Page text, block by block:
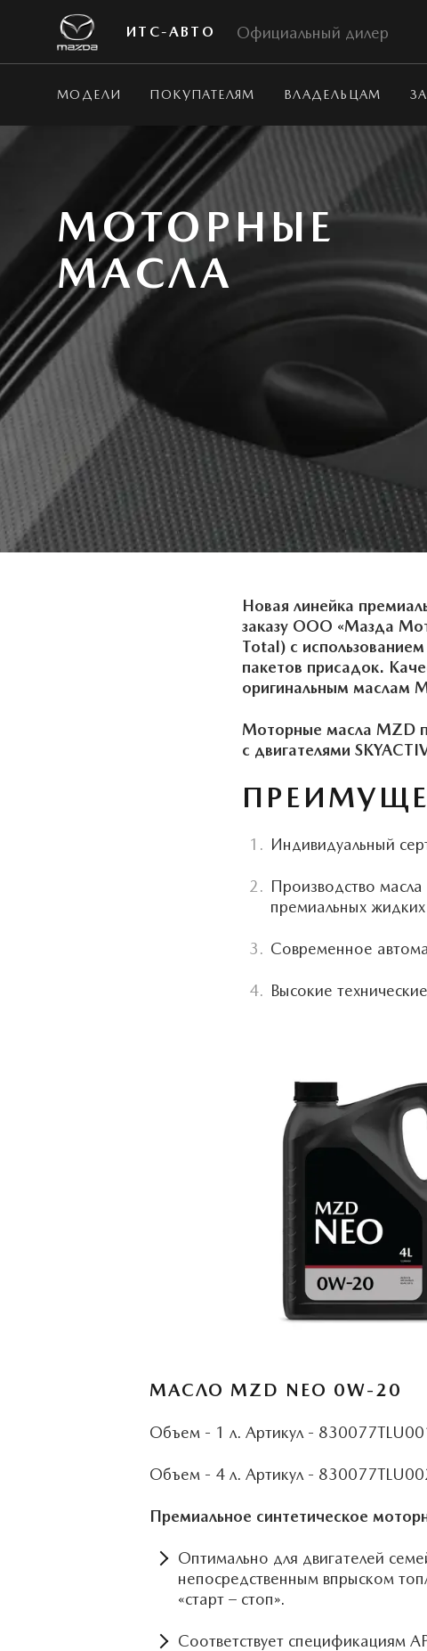
ИТС-АВТО Официальный дилер
МОДЕЛИ ПОКУПАТЕЛЯМ ВЛАДЕЛЬЦАМ
МОТОРНЫЕ
МАСЛА
Новая линейка
заказу ООО «Мазда
Total) с
пакетов присадок.
оригинальным маслам
Моторные масла MZD
с двигателями
Индивидуальный
Производство
премиальных
Современное
Высокие
МАСЛО MZD NEO 0W-20
Объем - 1 л. Артикул -
Объем - 4 л. Артикул -
Премиальное синтетическое
Оптимально для двигателей
непосредственным впрыском
«старт – стоп».
Соответствует спецификациям